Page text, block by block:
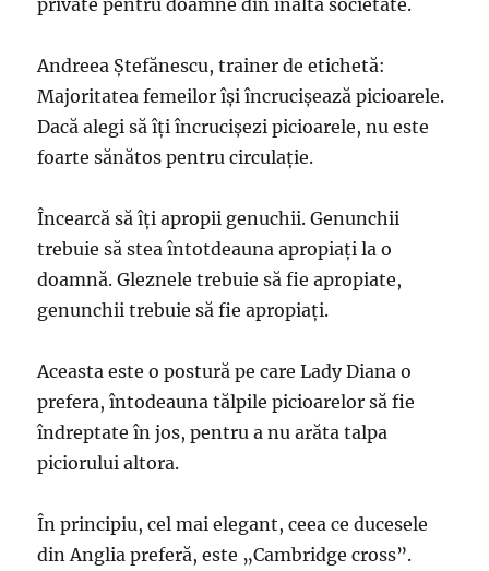
private pentru doamne din înalta societate.
Andreea Ştefănescu, trainer de etichetă:
Majoritatea femeilor îşi încrucişează picioarele.
Dacă alegi să îţi încrucişezi picioarele, nu este
foarte sănătos pentru circulație.
Încearcă să îţi apropii genuchii. Genunchii
trebuie să stea întotdeauna apropiaţi la o
doamnă. Gleznele trebuie să fie apropiate,
genunchii trebuie să fie apropiați.
Aceasta este o postură pe care Lady Diana o
prefera, întodeauna tălpile picioarelor să fie
îndreptate în jos, pentru a nu arăta talpa
piciorului altora.
În principiu, cel mai elegant, ceea ce ducesele
din Anglia preferă, este „Cambridge cross”.